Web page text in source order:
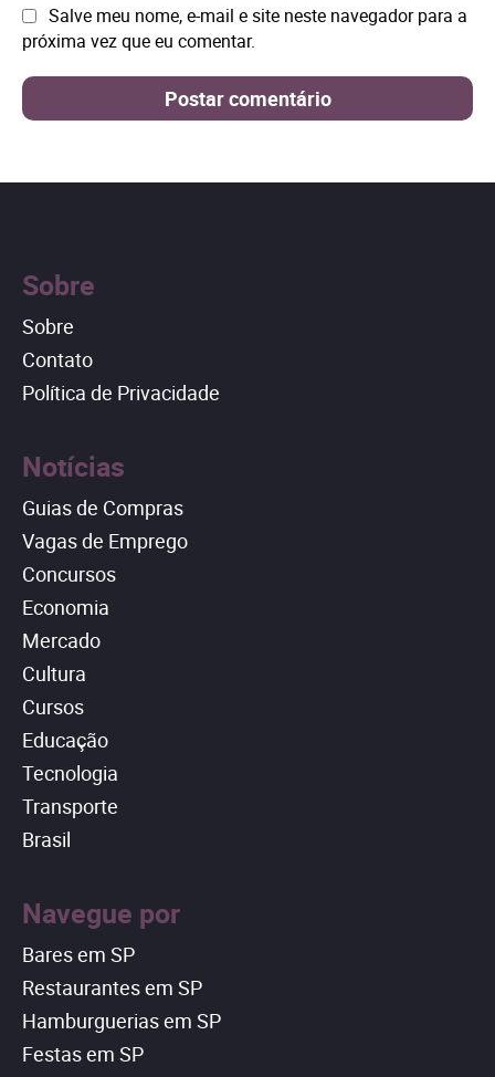
Site: Salve meu nome, e-mail e site neste navegador para a
próxima vez que eu comentar.
Sobre
Sobre
Contato
Política de Privacidade
Notícias
Guias de Compras
Vagas de Emprego
Concursos
Economia
Mercado
Cultura
Cursos
Educação
Tecnologia
Transporte
Brasil
Navegue por
Bares em SP
Restaurantes em SP
Hamburguerias em SP
Festas em SP